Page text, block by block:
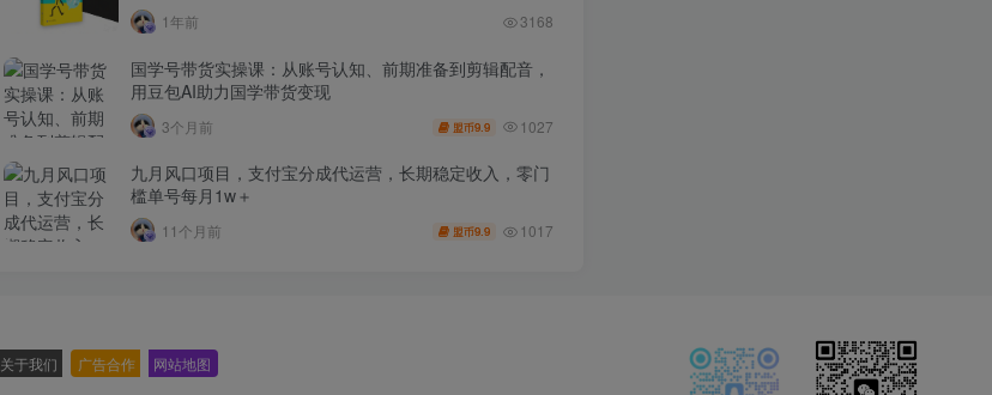
1年前 3168
国学号带货实操课：从账号认知、前期准备到剪辑配音，
用豆包AI助力国学带货变现
3个月前 盟币9.9 1027
九月风口项目，支付宝分成代运营，长期稳定收入，零门
槛单号每月1w＋
11个月前 盟币9.9 1017
关于我们 广告合作 网站地图